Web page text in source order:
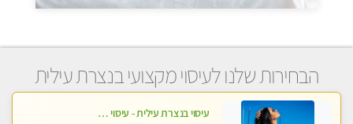
הבחירות שלנו לעיסוי מקצועי בנצרת עילית
עיסוי בנצרת עילית - עיסוי מפנק מרגיע ושקט במקום מדהים עיסוי מושקע מאוד